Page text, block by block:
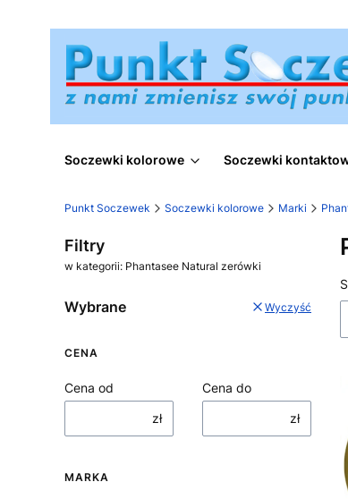
Soczewki kolorowe Soczewki
Punkt Soczewek Soczewki kolorowe Marki
Filtry
w kategorii: Phantasee Natural zerówki
Wybrane Wyczyść
CENA
Cena od
zł
Cena do
zł
MARKA